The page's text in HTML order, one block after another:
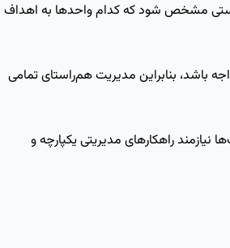
درستی مشخص شود که کدام واحدها به اهداف
بنابراین مدیریت هم‌راستای تمامی
راهکارهای مدیریتی یکپارچه و